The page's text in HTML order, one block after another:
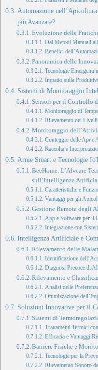
Automazione
più Avanzate?
Evoluzione delle
Dai Metodi Manuali
Benefici
Panoramica delle
Tecnologie Emergenti
Impatto sulla
Sistemi di Monitoraggio
Sensori per il Controllo
Monitoraggio di
Rilevamento dei
Monitoraggio
Conteggio delle Api e
Raccolta e
Arnie Smart e Tecnologie
BeeHome: L’Alveare
sull’Intelligenza
Caratteristiche e
Vantaggi per gli
Gestione Remota degli
App e Software per il
Integrazione con
Intelligenza Artificiale e
Rilevamento delle
Identificazione
Diagnosi Precoce di
Rilevamento e
Analisi delle
Ottimizzazione
Soluzioni Innovative per il
Sistemi di
Trattamenti Termici
Efficacia e Vantaggi
Barriere Fisiche e
Tecnologie per la
Rilevamento Sonoro